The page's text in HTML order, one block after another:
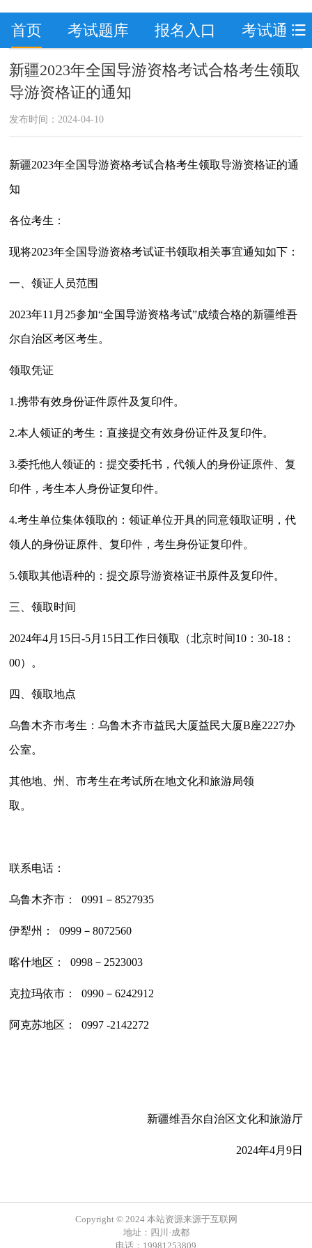
首页 考试题库 报名入口 考试通知
新疆2023年全国导游资格考试合格考生领取
导游资格证的通知
发布时间：2024-04-10
新疆2023年全国导游资格考试合格考生领取导游资格证的通
知
各位考生：
现将2023年全国导游资格考试证书领取相关事宜通知如下：
一、领证人员范围
2023年11月25参加“全国导游资格考试”成绩合格的新疆维吾
尔自治区考区考生。
领取凭证
1.携带有效身份证件原件及复印件。
2.本人领证的考生：直接提交有效身份证件及复印件。
3.委托他人领证的：提交委托书，代领人的身份证原件、复
印件，考生本人身份证复印件。
4.考生单位集体领取的：领证单位开具的同意领取证明，代
领人的身份证原件、复印件，考生身份证复印件。
5.领取其他语种的：提交原导游资格证书原件及复印件。
三、领取时间
2024年4月15日-5月15日工作日领取（北京时间10：30-18：
00）。
四、领取地点
乌鲁木齐市考生：乌鲁木齐市益民大厦益民大厦B座2227办
公室。
其他地、州、市考生在考试所在地文化和旅游局领
取。
联系电话：
乌鲁木齐市： 0991－8527935
伊犁州： 0999－8072560
喀什地区： 0998－2523003
克拉玛依市： 0990－6242912
阿克苏地区： 0997 -2142272
新疆维吾尔自治区文化和旅游厅
2024年4月9日
Copyright © 2024 本站资源来源于互联网
地址：四川·成都
电话：19981253809